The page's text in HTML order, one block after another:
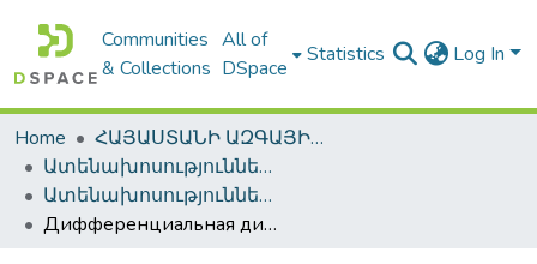
Communities
& Collections
All of
DSpace
Statistics Log In
Home
ՀԱՅԱՍՏԱՆԻ ԱԶԳԱՅԻՆ ԳՐԱԴԱՐԱՆԻ ԹՎԱՅԻՆ ՊԱՀՈՑ / DIGITAL REPOSITORY OF NLA
Ատենախոսություններ և սեղմագրեր / Theses & Abstracts
Ատենախոսություններ և սեղմագրեր / Theses & Abstracts
Дифференциальная диагностика очаговых поражений щитовидной железы с использованием современных возможностей метода ультразвукового исследования / Վահանաձև գեղձի օջախային ախտահարումների տարբերակիչ ախտորոշումը գերձայնային հետազոտման մեթոդի ժամանակակից հնարավորությունների կիրառմամբ